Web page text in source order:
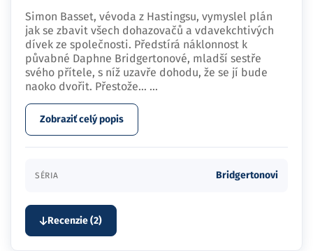
Simon Basset, vévoda z Hastingsu, vymyslel plán
jak se zbavit všech dohazovačů a vdavekchtivých
dívek ze společnosti. Předstírá náklonnost k
půvabné Daphne Bridgertonové, mladší sestře
svého přítele, s níž uzavře dohodu, že se jí bude
naoko dvořit. Přestože… ...
Zobraziť celý popis
SÉRIA Bridgertonovi
Recenzie (2)